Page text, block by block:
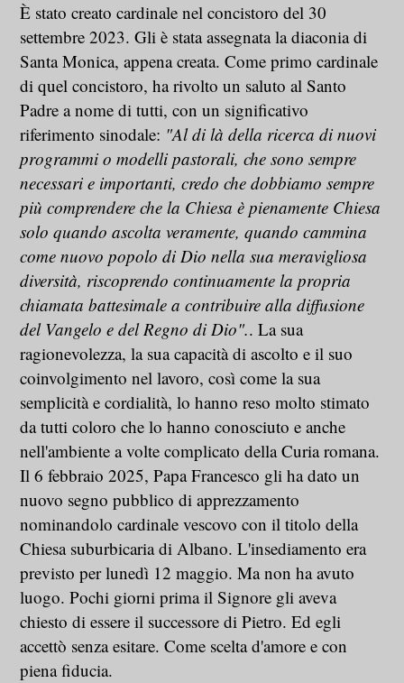
È stato creato cardinale nel concistoro del 30
settembre 2023. Gli è stata assegnata la diaconia di
Santa Monica, appena creata. Come primo cardinale
di quel concistoro, ha rivolto un saluto al Santo
Padre a nome di tutti, con un significativo
riferimento sinodale: "Al di là della ricerca di nuovi
programmi o modelli pastorali, che sono sempre
necessari e importanti, credo che dobbiamo sempre
più comprendere che la Chiesa è pienamente Chiesa
solo quando ascolta veramente, quando cammina
come nuovo popolo di Dio nella sua meravigliosa
diversità, riscoprendo continuamente la propria
chiamata battesimale a contribuire alla diffusione
del Vangelo e del Regno di Dio".. La sua
ragionevolezza, la sua capacità di ascolto e il suo
coinvolgimento nel lavoro, così come la sua
semplicità e cordialità, lo hanno reso molto stimato
da tutti coloro che lo hanno conosciuto e anche
nell'ambiente a volte complicato della Curia romana.
Il 6 febbraio 2025, Papa Francesco gli ha dato un
nuovo segno pubblico di apprezzamento
nominandolo cardinale vescovo con il titolo della
Chiesa suburbicaria di Albano. L'insediamento era
previsto per lunedì 12 maggio. Ma non ha avuto
luogo. Pochi giorni prima il Signore gli aveva
chiesto di essere il successore di Pietro. Ed egli
accettò senza esitare. Come scelta d'amore e con
piena fiducia.